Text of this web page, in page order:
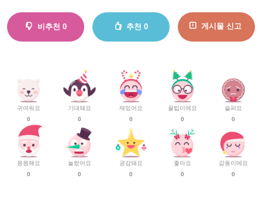
비추천 0 추천 0 게시물 신고
귀여워요
0
응원해요
0
기대돼요
0
놀랐어요
0
재밌어요
0
공감돼요
0
꿀팁이에요
0
좋아요
0
슬퍼요
0
감동이에요
0